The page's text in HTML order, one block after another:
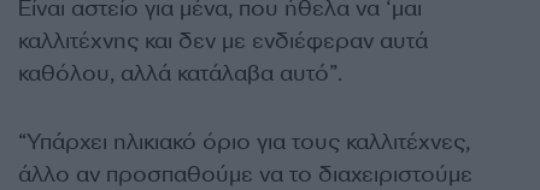
Είναι αστείο για μένα, που ήθελα να ‘μαι
καλλιτέχνης και δεν με ενδιέφεραν αυτά
καθόλου, αλλά κατάλαβα αυτό”.
“Υπάρχει ηλικιακό όριο για τους καλλιτέχνες,
άλλο αν προσπαθούμε να το διαχειριστούμε